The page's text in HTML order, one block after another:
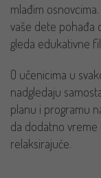
mlađim
vaše dete pohađa
gleda edukativne
O učenicima u
nadgledaju
planu i programu
da dodatno
relaksirajuće.